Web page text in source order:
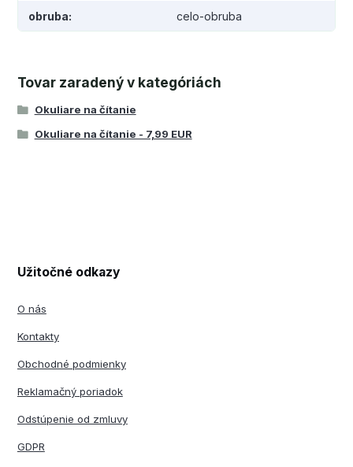
obruba celo-obruba
Tovar zaradený v kategóriách
Okuliare na čítanie
Okuliare na čítanie - 7,99 EUR
Užitočné odkazy
O nás
Kontakty
Obchodné podmienky
Reklamačný poriadok
Odstúpenie od zmluvy
GDPR